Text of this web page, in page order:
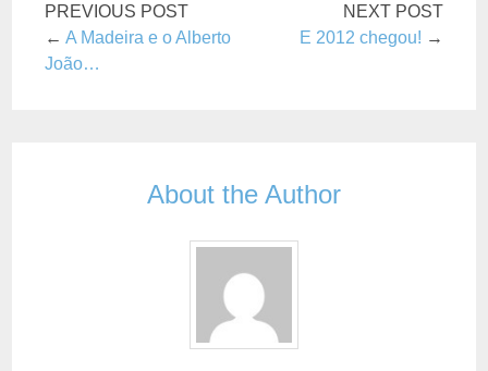
PREVIOUS POST
←A Madeira e o Alberto
João…
NEXT POST
E 2012 chegou! →
About the Author